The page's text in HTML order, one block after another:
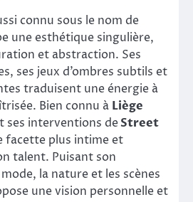
connu sous le nom de
une esthétique singulière,
et abstraction. Ses
ses jeux d’ombres subtils et
traduisent une énergie à
Bien connu à Liège
ses interventions deStreet
facette plus intime et
talent. Puisant son
la nature et les scènes
une vision personnelle et